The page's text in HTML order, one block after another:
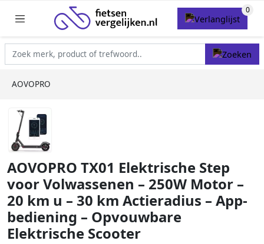
AOVOPRO
AOVOPRO TX01 Elektrische Step
voor Volwassenen – 250W Motor –
20 km u – 30 km Actieradius – App-
bediening – Opvouwbare
Elektrische Scooter